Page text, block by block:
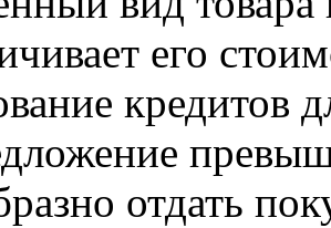
его
кредитов
отдать